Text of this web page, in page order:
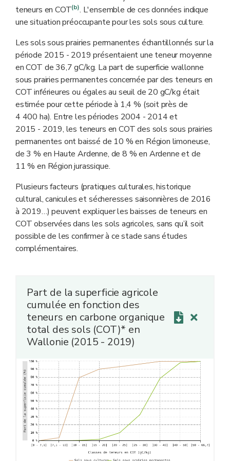
teneurs en COT(b). L'ensemble de ces données indique
une situation préoccupante pour les sols sous culture.
Les sols sous prairies permanentes échantillonnés sur la
période 2015 - 2019 présentaient une teneur moyenne
en COT de 36,7 gC/kg. La part de superficie wallonne
sous prairies permanentes concernée par des teneurs en
COT inférieures ou égales au seuil de 20 gC/kg était
estimée pour cette période à 1,4 % (soit près de
4 400 ha). Entre les périodes 2004 - 2014 et
2015 - 2019, les teneurs en COT des sols sous prairies
permanentes ont baissé de 10 % en Région limoneuse,
de 3 % en Haute Ardenne, de 8 % en Ardenne et de
11 % en Région jurassique.
Plusieurs facteurs (pratiques culturales, historique
cultural, canicules et sécheresses saisonnières de 2016
à 2019…) peuvent expliquer les baisses de teneurs en
COT observées dans les sols agricoles, sans qu’il soit
possible de les confirmer à ce stade sans études
complémentaires.
Part de la superficie agricole
cumulée en fonction des
teneurs en carbone organique
total des sols (COT)* en
Wallonie (2015 - 2019)